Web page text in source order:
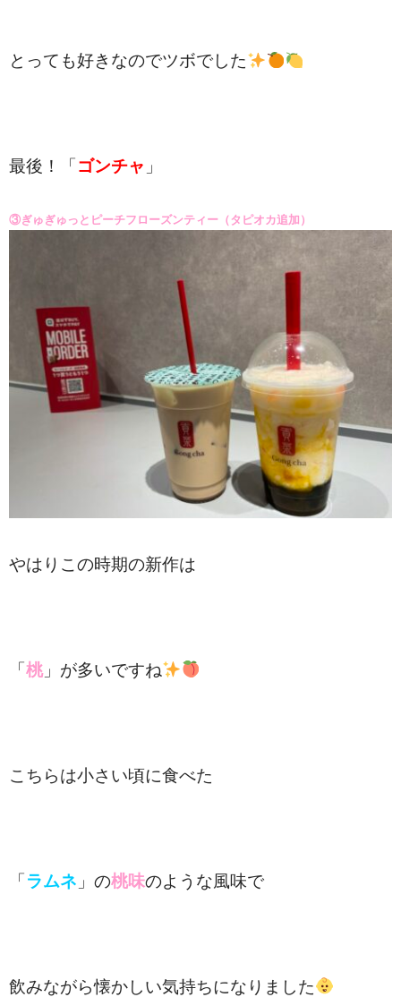
とっても好きなのでツボでした
最後！「 ゴンチャ 」
③ぎゅぎゅっとピーチフローズンティー（タピオカ追加）
やはりこの時期の新作は
「桃」が多いですね
こちらは小さい頃に食べた
「ラムネ 」の桃味のような風味で
飲みながら懐かしい気持ちになりました